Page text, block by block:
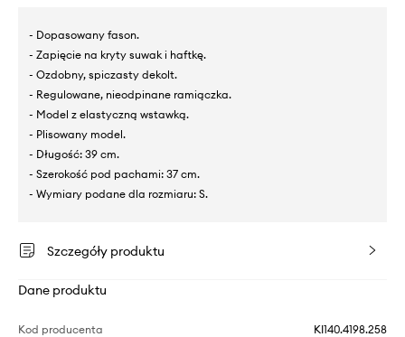
- Dopasowany fason.
- Zapięcie na kryty suwak i haftkę.
- Ozdobny, spiczasty dekolt.
- Regulowane, nieodpinane ramiączka.
- Model z elastyczną wstawką.
- Plisowany model.
- Długość: 39 cm.
- Szerokość pod pachami: 37 cm.
- Wymiary podane dla rozmiaru: S.
Szczegóły produktu
Dane produktu
Kod producenta KI140.4198.258